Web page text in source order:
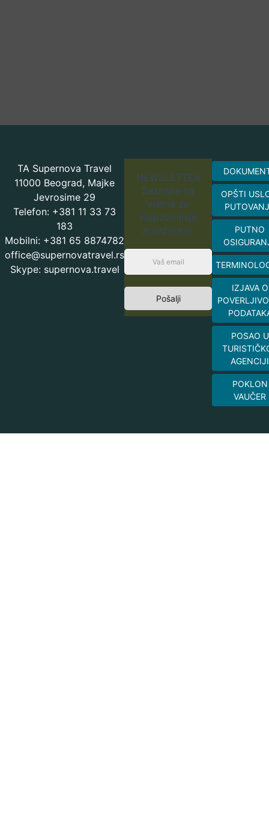
TA Supernova Travel
11000 Beograd, Majke
Jevrosime 29
Telefon: +381 11 33 73
183
Mobilni: +381 65 8874782
office@supernovatravel.rs
Skype: supernova.travel
NEWSLETTER
Saznajte na
vreme za
najpovoljnije
aranžmane.
Pošalji
OPŠTI
PUTNO
IZJAVA O
POSAO U
AGENCIJI
POKLON
VAUČER